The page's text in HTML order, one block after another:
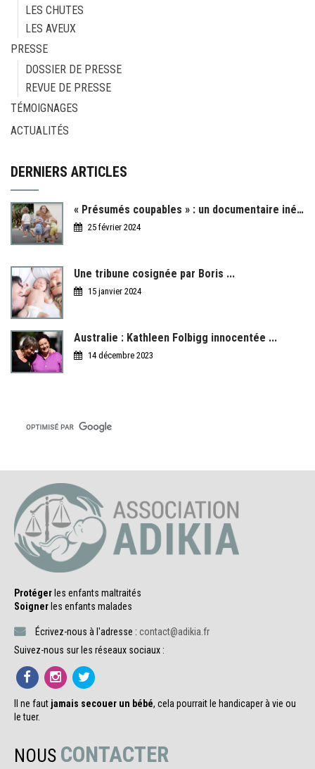
LES CHUTES
LES AVEUX
PRESSE
DOSSIER DE PRESSE
REVUE DE PRESSE
TÉMOIGNAGES
ACTUALITÉS
DERNIERS ARTICLES
« Présumés coupables » : un documentaire inédit ...
25 février 2024
Une tribune cosignée par Boris ...
15 janvier 2024
Australie : Kathleen Folbigg innocentée ...
14 décembre 2023
Protéger les enfants maltraités
Soigner les enfants malades
Écrivez-nous à l'adresse : contact@adikia.fr
Suivez-nous sur les réseaux sociaux :
Il ne faut jamais secouer un bébé, cela pourrait le handicaper à vie ou
le tuer.
NOUS CONTACTER